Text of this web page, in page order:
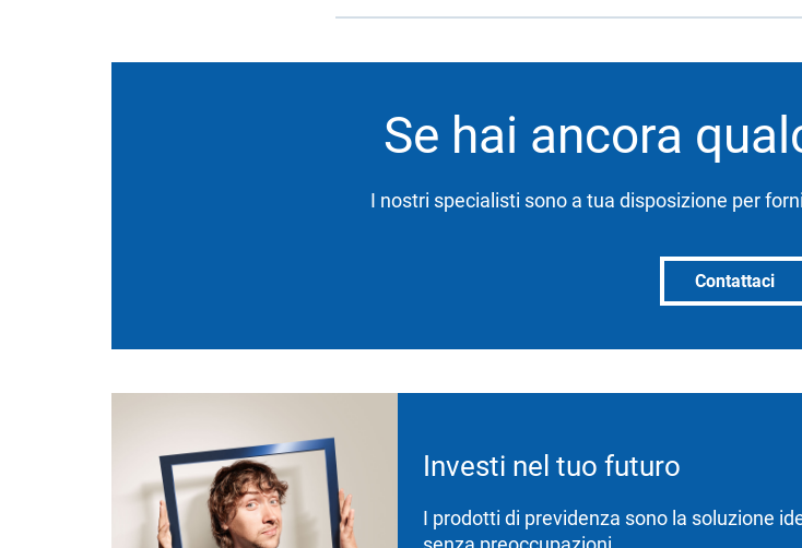
Se hai ancora
I nostri specialisti sono a tua disposizione per
Contattaci
Investi nel tuo futuro
I prodotti di previdenza sono la soluzione